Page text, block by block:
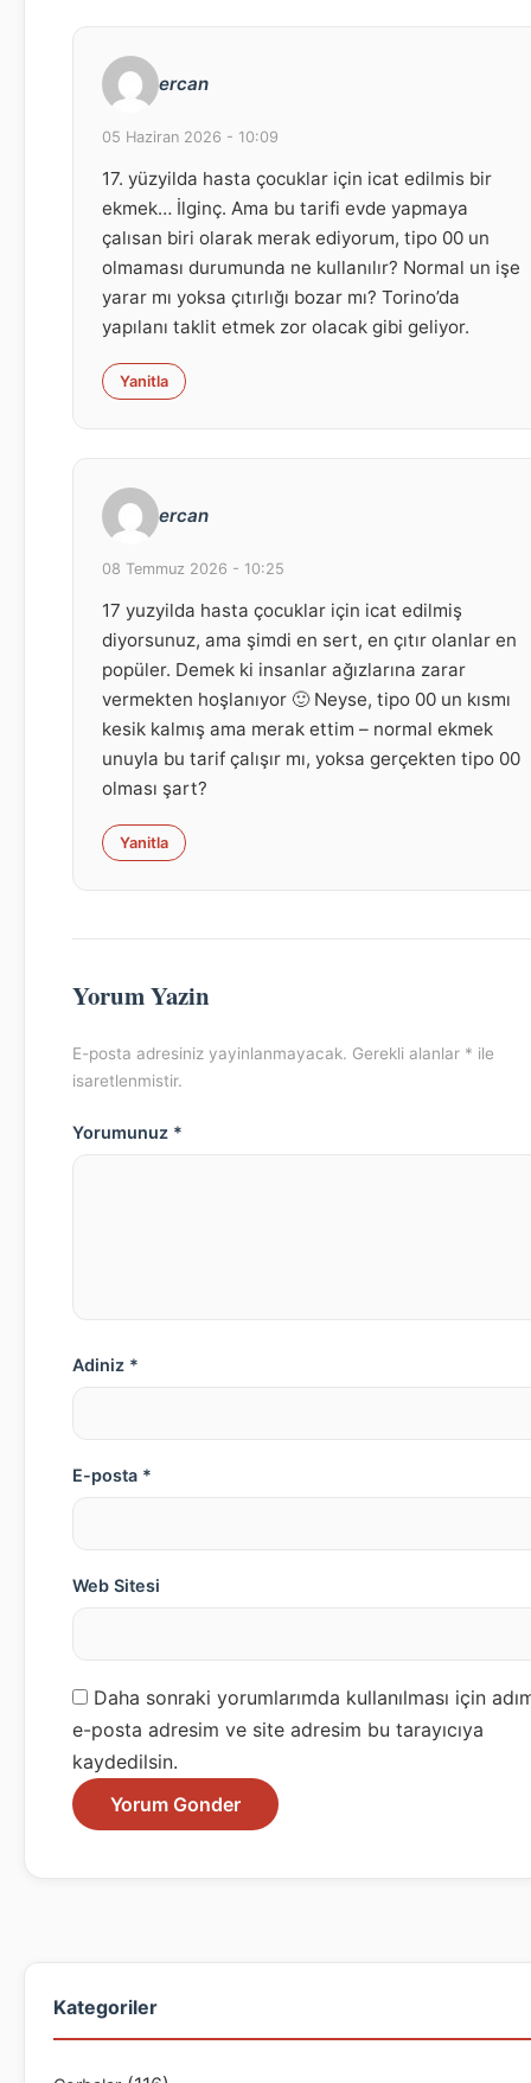
ercan
05 Haziran 2026 - 10:09
17. yüzyilda hasta çocuklar için icat edilmis bir
ekmek… İlginç. Ama bu tarifi evde yapmaya
çalısan biri olarak merak ediyorum, tipo 00 un
olmaması durumunda ne kullanılır? Normal un işe
yarar mı yoksa çıtırlığı bozar mı? Torino’da
yapılanı taklit etmek zor olacak gibi geliyor.
Yanitla
ercan
08 Temmuz 2026 - 10:25
17 yuzyilda hasta çocuklar için icat edilmiş
diyorsunuz, ama şimdi en sert, en çıtır olanlar en
popüler. Demek ki insanlar ağızlarına zarar
vermekten hoşlanıyor 🙂 Neyse, tipo 00 un kısmı
kesik kalmış ama merak ettim – normal ekmek
unuyla bu tarif çalışır mı, yoksa gerçekten tipo 00
olması şart?
Yanitla
Yorum Yazin
E-posta adresiniz yayinlanmayacak. Gerekli alanlar * ile
isaretlenmistir.
Yorumunuz *
Adiniz *
E-posta *
Web Sitesi
Daha sonraki yorumlarımda kullanılması için
e-posta adresim ve site adresim bu tarayıcıya
kaydedilsin.
Kategoriler